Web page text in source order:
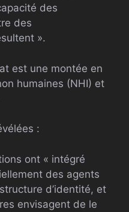
des
des
».
est une montée en
humaines (NHI) et
:
ont « intégré
des agents
d’identité, et
envisagent de le